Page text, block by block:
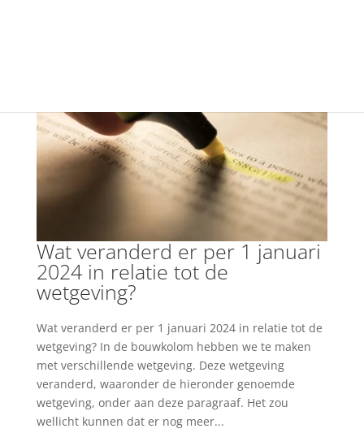
Wat veranderd er per 1 januari
2024 in relatie tot de
wetgeving?
Wat veranderd er per 1 januari 2024 in relatie tot de
wetgeving? In de bouwkolom hebben we te maken
met verschillende wetgeving. Deze wetgeving
veranderd, waaronder de hieronder genoemde
wetgeving, onder aan deze paragraaf. Het zou
wellicht kunnen dat er nog meer...